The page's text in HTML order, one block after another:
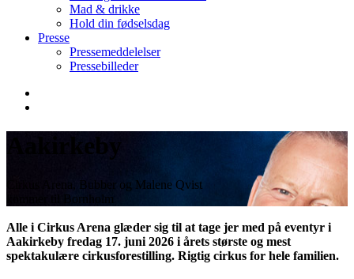
Mad & drikke
Hold din fødselsdag
Presse
Pressemeddelelser
Pressebilleder
Aakirkeby
Cirkus Arena, Bubber og Malene Qvist
kommer til Bornholm
Alle i Cirkus Arena glæder sig til at tage jer med på eventyr i
Aakirkeby fredag 17. juni 2026 i årets største og mest
spektakulære cirkusforestilling. Rigtig cirkus for hele familien.